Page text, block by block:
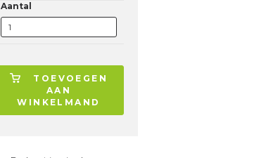
Aantal
TOEVOEGEN
AAN
WINKELMAND